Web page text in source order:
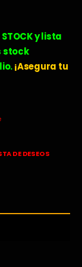
y lista
stock
¡Asegura tu
DE DESEOS